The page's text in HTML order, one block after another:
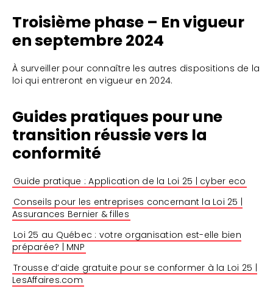
Troisième phase – En vigueur
en septembre 2024
À surveiller pour connaître les autres dispositions de la
loi qui entreront en vigueur en 2024.
Guides pratiques pour une
transition réussie vers la
conformité
Guide pratique : Application de la Loi 25 | cyber eco
Conseils pour les entreprises concernant la Loi 25 |
Assurances Bernier & filles
Loi 25 au Québec : votre organisation est-elle bien
préparée? | MNP
Trousse d’aide gratuite pour se conformer à la Loi 25 |
LesAffaires.com